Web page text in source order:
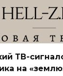
ТВ-
на